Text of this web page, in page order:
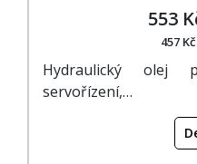
553
457
Hydraulický olej
servořízení,…